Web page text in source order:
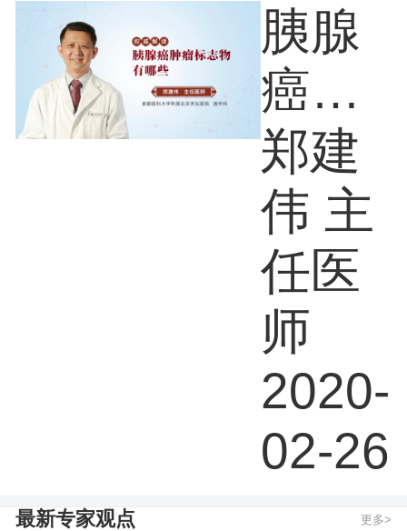
胰腺
癌肿
瘤标
志有
哪些
郑建
伟 主
任医
师
2020-
02-26
最新专家观点 更多>